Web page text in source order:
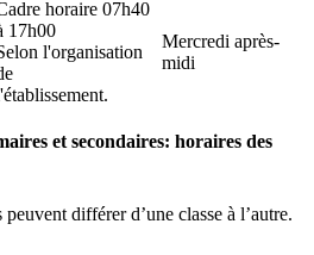
horaire 07h40
17h00
l'organisation
Mercredi après-
midi
et secondaires: horaires des
peuvent différer d’une classe à l’autre.